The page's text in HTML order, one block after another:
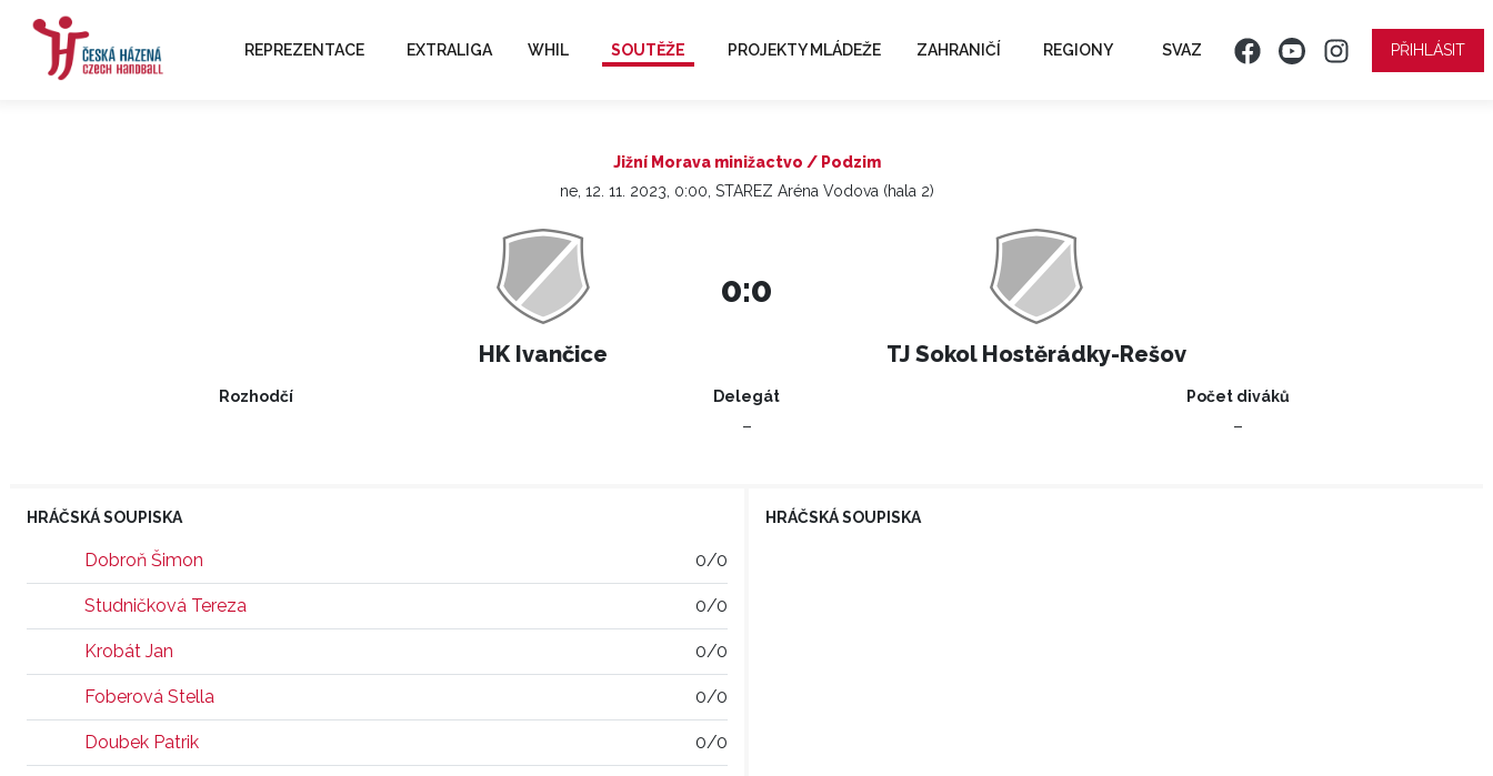
REPREZENTACE EXTRALIGA WHIL SOUTĚŽE PROJEKTY MLÁDEŽE ZAHRANIČÍ REGIONY SVAZ PŘIHLÁSIT
Jižní Morava minižactvo / Podzim
ne, 12. 11. 2023, 0:00, STAREZ Aréna Vodova (hala 2)
HK Ivančice
0:0
TJ Sokol Hostěrádky-Rešov
Rozhodčí Delegát
–
Počet diváků
–
HRÁČSKÁ SOUPISKA
Dobroň Šimon 0/0
Studničková Tereza 0/0
Krobát Jan 0/0
Foberová Stella 0/0
Doubek Patrik 0/0
HRÁČSKÁ SOUPISKA